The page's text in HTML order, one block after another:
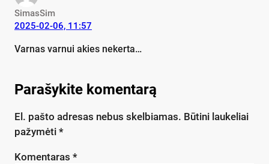
SimasSim
2025-02-06, 11:57
Varnas varnui akies nekerta…
Parašykite komentarą
El. pašto adresas nebus skelbiamas. Būtini laukeliai
pažymėti *
Komentaras *